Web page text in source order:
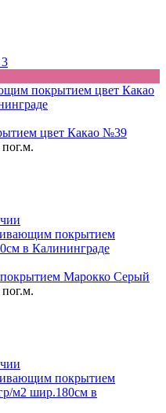
цвет Какао №39
пог.м.
Марокко Серый
пог.м.